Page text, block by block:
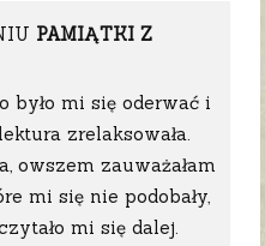
PAMIĄTKI Z
było mi się oderwać i
zrelaksowała.
owszem zauważałam
mi się nie podobały,
mi się dalej.